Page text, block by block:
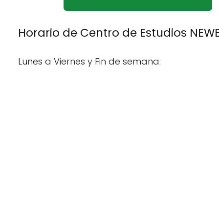
Horario de Centro de Estudios
Lunes a Viernes y Fin de semana: